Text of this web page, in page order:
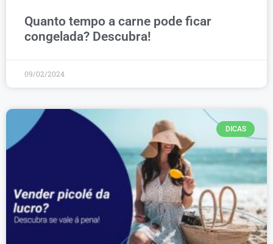
Quanto tempo a carne pode ficar
congelada? Descubra!
09/02/2024
DICAS